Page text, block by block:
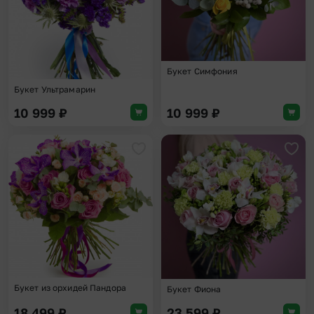
Букет Ультрамарин
10 999 ₽
Букет Симфония
10 999 ₽
Добавить в избранное
Букет из орхидей Пандора Букет Фиона